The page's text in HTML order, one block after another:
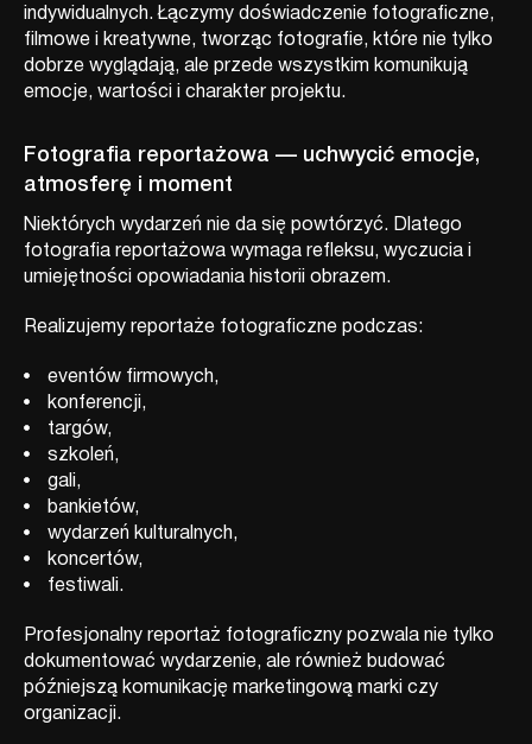
indywidualnych. Łączymy doświadczenie fotograficzne,
filmowe i kreatywne, tworząc fotografie, które nie tylko
dobrze wyglądają, ale przede wszystkim komunikują
emocje, wartości i charakter projektu.
Fotografia reportażowa — uchwycić emocje,
atmosferę i moment
Niektórych wydarzeń nie da się powtórzyć. Dlatego
fotografia reportażowa wymaga refleksu, wyczucia i
umiejętności opowiadania historii obrazem.
Realizujemy reportaże fotograficzne podczas:
eventów firmowych,
konferencji,
targów,
szkoleń,
gali,
bankietów,
wydarzeń kulturalnych,
koncertów,
festiwali.
Profesjonalny reportaż fotograficzny pozwala nie tylko
dokumentować wydarzenie, ale również budować
późniejszą komunikację marketingową marki czy
organizacji.